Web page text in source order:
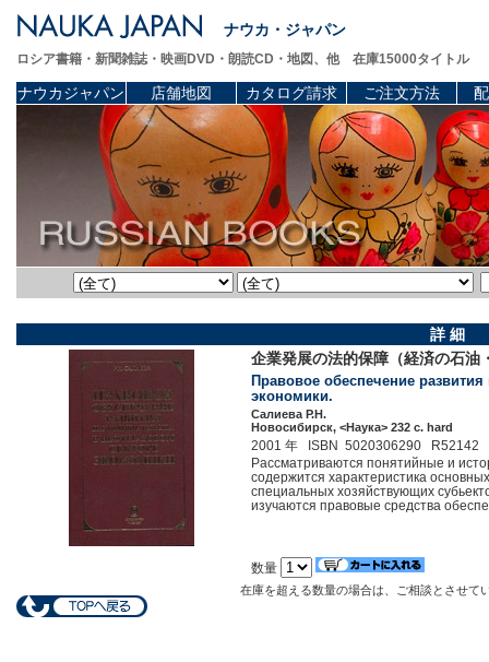
ナウカ・ジャパン
ロシア書籍・新聞雑誌・映画DVD・朗読CD・地図、他 在庫15000タイトル
ナウカジャパン 店舗地図 カタログ請求 ご注文方法
詳 細
企業発展の法的保障（経済の石油
Правовое обеспечение
экономики.
Салиева Р.Н.
Новосибирск, <Наука> 232 c. hard
2001 年 ISBN 5020306290 R52142
Рассматриваются понятийные и
содержится характеристика
специальных хозяйствующих
изучаются правовые средства
数量
在庫を超える数量の場合は、ご相談とさせて